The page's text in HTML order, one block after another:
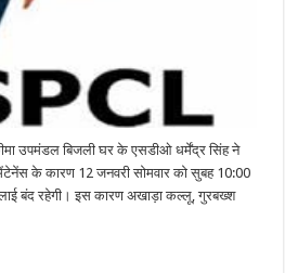
उपमंडल बिजली घर के एसडीओ धर्मेंद्र सिंह ने
के कारण 12 जनवरी सोमवार को सुबह 10:00
बंद रहेगी। इस कारण अखाड़ा कल्लू, गुरबख्श